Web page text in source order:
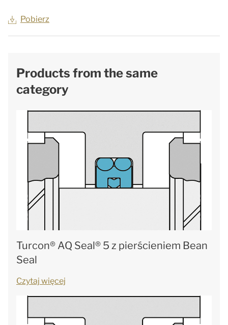
Pobierz
Products from the same
category
Turcon® AQ Seal® 5 z pierścieniem Bean
Seal
Czytaj więcej